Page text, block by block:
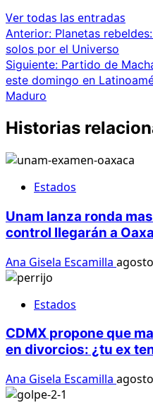
Ver todas las entradas
Navegación
de
entradas
Anterior: Planetas
solos por el Universo
Siguiente: Partido de
este domingo en
Maduro
Historias
Estados
Unam lanza ronda
control llegarán a
Ana Gisela Escamilla
Estados
CDMX propone que
en divorcios: ¿tu ex
Ana Gisela Escamilla